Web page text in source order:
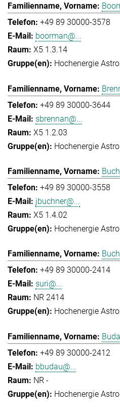
+49 89 30000-3578
boorman@...
X5 1.3.14
Hochenergie
+49 89 30000-3644
sbrennan@...
X5 1.2.03
Hochenergie
+49 89 30000-3558
jbuchner@...
X5 1.4.02
Hochenergie
+49 89 30000-2414
suri@...
NR 2414
Hochenergie
+49 89 30000-2412
bbudau@...
NR -
Hochenergie